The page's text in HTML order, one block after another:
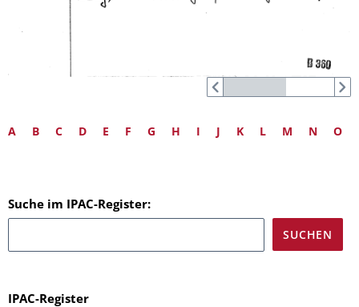
A B C D E F G H I J K L M N O
Suche im IPAC-Register:
IPAC-Register